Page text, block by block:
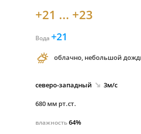
+21 ... +23
Вода +21
облачно, небольшой
северо-западный 3м/с
680 мм рт.ст.
влажность64%